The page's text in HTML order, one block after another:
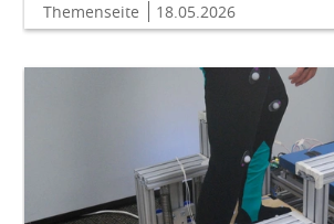
Themenseite 18.05.2026